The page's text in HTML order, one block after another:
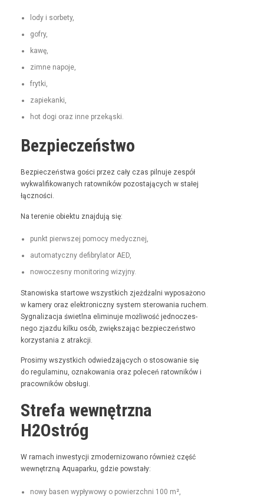
lody i sorbety,
gofry,
kawę,
zimne napo­je,
fry­t­ki,
zapiekan­ki,
hot dogi oraz inne przekąski.
Bezpieczeństwo
Bez­pieczeńst­wa goś­ci przez cały czas pil­nu­je zespół
wyk­wal­i­fikowanych ratown­ików pozosta­ją­cych w stałej
łączności.
Na tere­nie obiek­tu zna­j­du­ją się:
punkt pier­wszej pomo­cy medycznej,
automaty­czny defi­bry­la­tor AED,
nowoczes­ny mon­i­tor­ing wizyjny.
Stanowiska star­towe wszys­t­kich zjeżdżal­ni wyposażono
w kamery oraz elek­tron­iczny sys­tem sterowa­nia ruchem.
Syg­nal­iza­c­ja świ­etl­na elimin­u­je możli­wość jed­noczes­
nego zjaz­du kilku osób, zwięk­sza­jąc bez­pieczeńst­wo
korzys­ta­nia z atrakcji.
Prosimy wszys­t­kich odwiedza­ją­cych o stosowanie się
do reg­u­laminu, oznakowa­nia oraz pole­ceń ratown­ików i
pra­cown­ików obsługi.
Strefa wewnętrzna
H2Ostróg
W ramach inwest­y­cji zmod­ern­i­zowano również część
wewnętrzną Aqua­parku, gdzie powstały:
nowy basen wypły­wowy o powierzch­ni 100 m²,